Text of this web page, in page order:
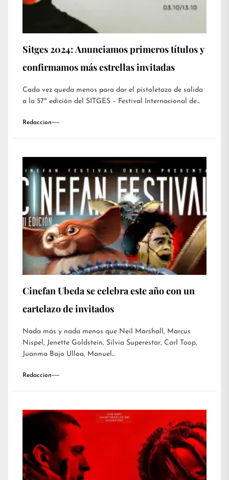
Sitges 2024: Anunciamos primeros títulos y
confirmamos más estrellas invitadas
Cada vez queda menos para dar el pistoletazo de salida
a la 57ª edición del SITGES – Festival Internacional de...
Redaccion
Cinefan Ubeda se celebra este año con un
cartelazo de invitados
Nada más y nada menos que Neil Marshall, Marcus
Nispel, Jenette Goldstein, Silvia Superestar, Carl Toop,
Juanma Bajo Ulloa, Manuel...
Redaccion